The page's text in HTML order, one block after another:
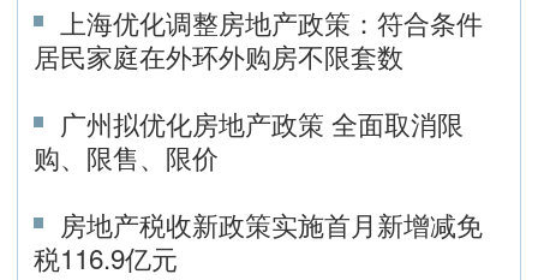
上海优化调整房地产政策：符合条件
居民家庭在外环外购房不限套数
广州拟优化房地产政策 全面取消限
购、限售、限价
房地产税收新政策实施首月新增减免
税116.9亿元